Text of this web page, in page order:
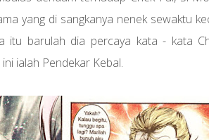
yang di sangkanya nenek sewaktu
itu barulah dia percaya kata - kata
ialah Pendekar Kebal.